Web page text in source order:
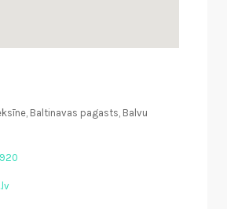
Baltinavas pagasts, Balvu